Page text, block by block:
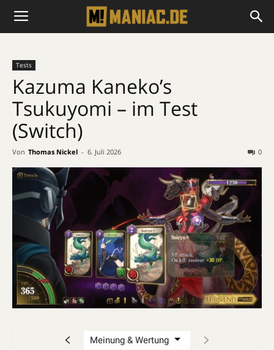
Tests
Kazuma Kaneko’s
Tsukuyomi – im Test
(Switch)
Von Thomas Nickel - 6. Juli 2026 0